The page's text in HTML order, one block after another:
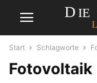
Start Schlagworte
Fotovoltaik